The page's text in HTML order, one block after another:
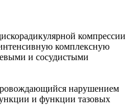
компрессии
комплексную
и сосудистыми
нарушением
и функции тазовых